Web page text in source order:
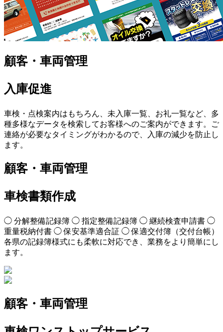
顧客・車両管理
入庫促進
車検・点検案内はもちろん、未入庫一覧、お礼一覧など、多
種多様なデータを検索してお客様へのご案内ができます。ご
連絡が必要なタイミングがわかるので、入庫の減少を防止し
ます。
顧客・車両管理
車検書類作成
◯ 分解整備記録簿 ◯ 指定整備記録簿 ◯ 継続検査申請書 ◯
重量税納付書 ◯ 保安基準適合証 ◯ 保適交付簿（交付台帳）
各県の記録簿様式にも柔軟に対応でき、業務をより簡単にし
ます。
顧客・車両管理